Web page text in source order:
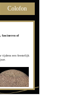
Colofon
fascineren of
tijdens een feestelijk